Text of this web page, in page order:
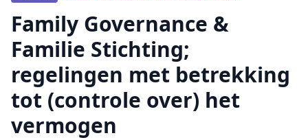
Family Governance &
Familie Stichting;
regelingen met betrekking
tot (controle over) het
vermogen